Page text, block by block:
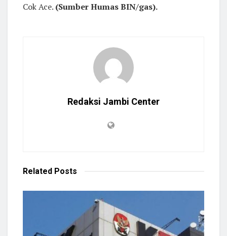
Cok Ace. (Sumber Humas BIN/gas).
Redaksi Jambi Center
Related Posts